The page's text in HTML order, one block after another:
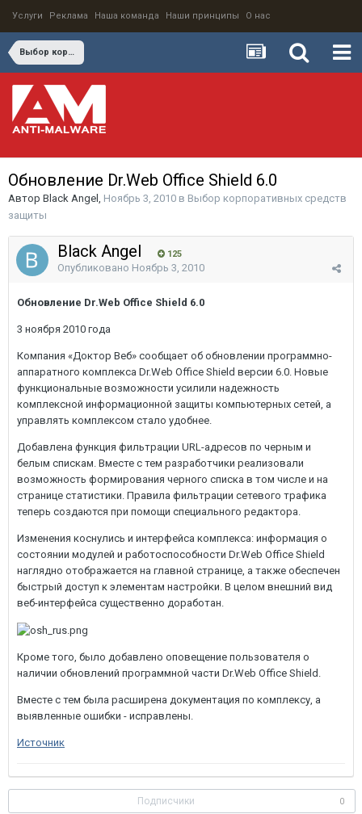
Услуги Реклама Наша команда Наши принципы О нас
Выбор корпоративных средств защиты
Обновление Dr.Web Office Shield 6.0
Автор Black Angel , Ноябрь 3, 2010 в Выбор корпоративных средств
защиты
Black Angel 125
Опубликовано Ноябрь 3, 2010
Обновление Dr.Web Office Shield 6.0
3 ноября 2010 года
Компания «Доктор Веб» сообщает об обновлении программно-
аппаратного комплекса Dr.Web Office Shield версии 6.0. Новые
функциональные возможности усилили надежность
комплексной информационной защиты компьютерных сетей, а
управлять комплексом стало удобнее.
Добавлена функция фильтрации URL-адресов по черным и
белым спискам. Вместе с тем разработчики реализовали
возможность формирования черного списка в том числе и на
странице статистики. Правила фильтрации сетевого трафика
теперь создаются при помощи специального редактора.
Изменения коснулись и интерфейса комплекса: информация о
состоянии модулей и работоспособности Dr.Web Office Shield
наглядно отображается на главной странице, а также обеспечен
быстрый доступ к элементам настройки. В целом внешний вид
веб-интерфейса существенно доработан.
Кроме того, было добавлено оповещение пользователя о
наличии обновлений программной части Dr.Web Office Shield.
Вместе с тем была расширена документация по комплексу, а
выявленные ошибки - исправлены.
Источник
Подписчики 0